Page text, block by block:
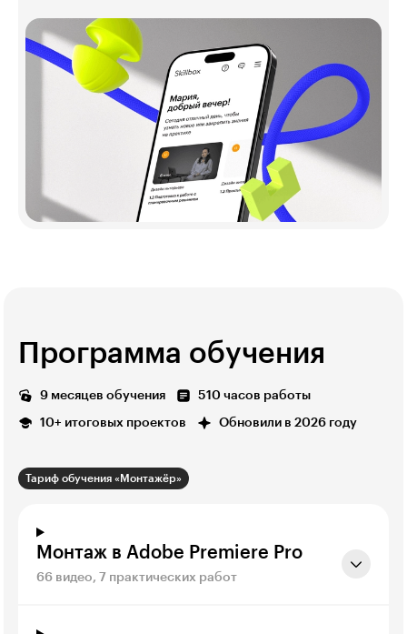
Программа обучения
9 месяцев обучения 510 часов работы
10+ итоговых проектов Обновили в 2026 году
Тариф обучения «Монтажёр»
Монтаж в Adobe Premiere Pro
66 видео, 7 практических работ